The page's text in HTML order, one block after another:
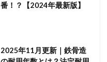
番！？【2024年最新版】
2025年11月更新｜鉄骨造